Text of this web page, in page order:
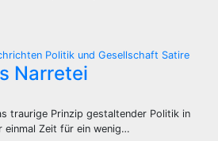
Politik und Gesellschaft Satire
Narretei
traurige Prinzip gestaltender Politik in
einmal Zeit für ein wenig…